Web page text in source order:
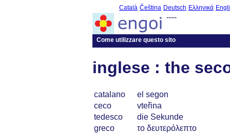
Català Čeština Deutsch Ελληνικά
----
Come utilizzare questo sito
inglese : the
catalano
el segon
ceco
vteřina
tedesco
die Sekunde
greco
το δευτερόλεπτο